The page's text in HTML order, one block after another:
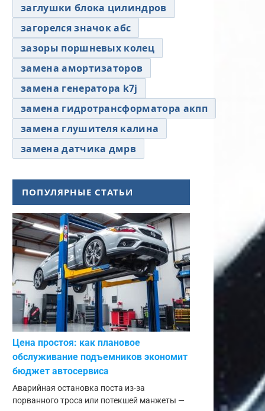
заглушки блока цилиндров
загорелся значок абс
зазоры поршневых колец
замена амортизаторов
замена генератора k7j
замена гидротрансформатора акпп
замена глушителя калина
замена датчика дмрв
ПОПУЛЯРНЫЕ СТАТЬИ
Цена простоя: как плановое
обслуживание подъемников экономит
бюджет автосервиса
Аварийная остановка поста из-за
порванного троса или потекшей манжеты —